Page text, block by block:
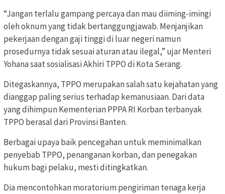
“Jangan terlalu gampang percaya dan mau diiming-imingi
oleh oknum yang tidak bertanggungjawab. Menjanjikan
pekerjaan dengan gaji tinggi di luar negeri namun
prosedurnya tidak sesuai aturan atau ilegal,” ujar Menteri
Yohana saat sosialisasi Akhiri TPPO di Kota Serang.
Ditegaskannya, TPPO merupakan salah satu kejahatan yang
dianggap paling serius terhadap kemanusiaan. Dari data
yang dihimpun Kementerian PPPA RI Korban terbanyak
TPPO berasal dari Provinsi Banten.
Berbagai upaya baik pencegahan untuk meminimalkan
penyebab TPPO, penanganan korban, dan penegakan
hukum bagi pelaku, mesti ditingkatkan.
Dia mencontohkan moratorium pengiriman tenaga kerja